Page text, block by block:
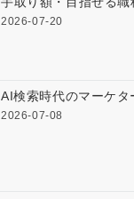
2026-07-20
AI検索時代のマーケタ
2026-07-08